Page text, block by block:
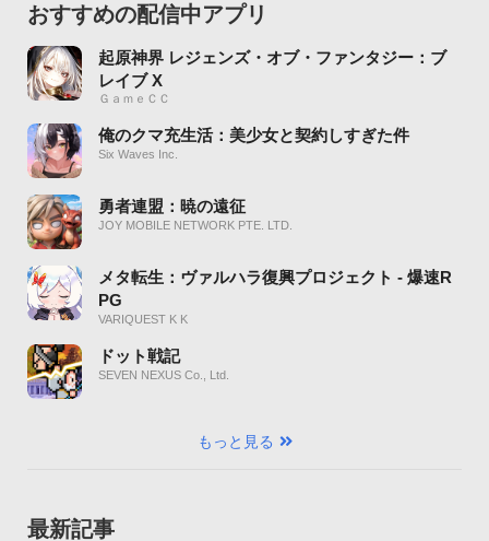
おすすめの配信中アプリ
起原神界 レジェンズ・オブ・ファンタジー：ブ
レイブ X
ＧａｍｅＣＣ
俺のクマ充生活：美少女と契約しすぎた件
Six Waves Inc.
勇者連盟：暁の遠征
JOY MOBILE NETWORK PTE. LTD.
メタ転生：ヴァルハラ復興プロジェクト - 爆速R
PG
VARIQUEST K K
ドット戦記
SEVEN NEXUS Co., Ltd.
もっと見る
最新記事